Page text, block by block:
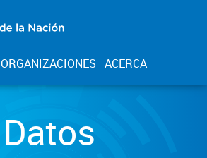
ORGANIZACIONES ACERCA
Datos